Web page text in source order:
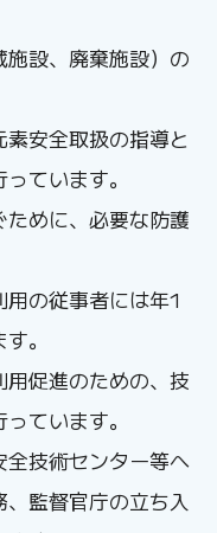
設、廃棄施設）の
安全取扱の指導と
ています。
めに、必要な防護
の従事者には年1
。
促進のための、技
ています。
技術センター等へ
監督官庁の立ち入